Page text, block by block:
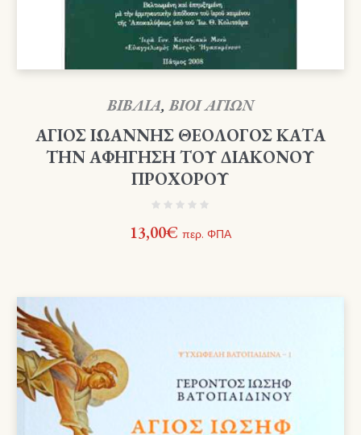
ΒΙΒΛΙΑ,ΒΙΟΙ ΑΓΙΩΝ
ΑΓΙΟΣ ΙΩΑΝΝΗΣ ΘΕΟΛΟΓΟΣ ΚΑΤΑ
ΤΗΝ ΑΦΗΓΗΣΗ ΤΟΥ ΔΙΑΚΟΝΟΥ
ΠΡΟΧΟΡΟΥ
13,00€ περ. ΦΠΑ